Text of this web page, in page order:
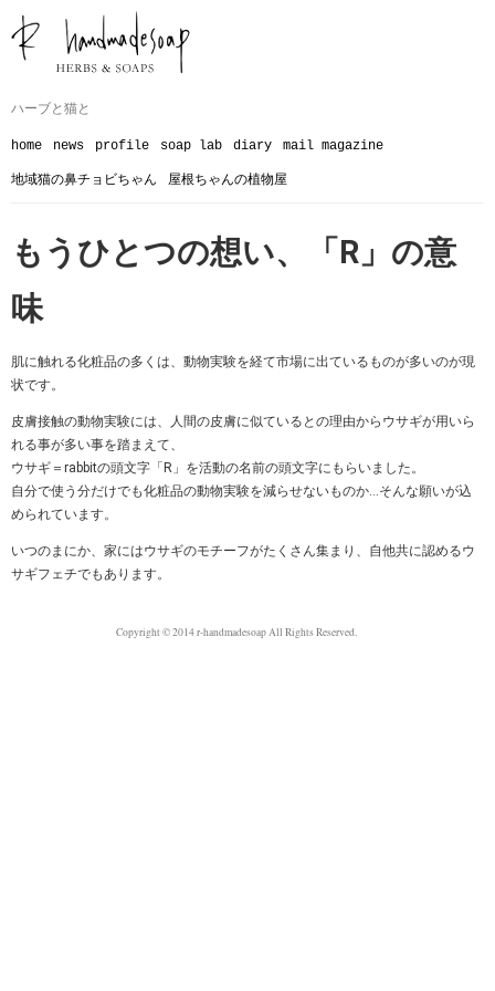
ハーブと猫と
home news profile soap lab diary mail magazine
地域猫の鼻チョビちゃん 屋根ちゃんの植物屋
もうひとつの想い、「R」の意
味
肌に触れる化粧品の多くは、動物実験を経て市場に出ているものが多いのが現
状です。
皮膚接触の動物実験には、人間の皮膚に似ているとの理由からウサギが用いら
れる事が多い事を踏まえて、
ウサギ＝rabbitの頭文字「R」を活動の名前の頭文字にもらいました。
自分で使う分だけでも化粧品の動物実験を減らせないものか…そんな願いが込
められています。
いつのまにか、家にはウサギのモチーフがたくさん集まり、自他共に認めるウ
サギフェチでもあります。
Copyright © 2014 r-handmadesoap All Rights Reserved.